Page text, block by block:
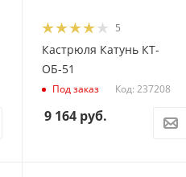
5
Кастрюля Катунь КТ-
ОБ-51
Под заказ Код: 237208
9 164руб.